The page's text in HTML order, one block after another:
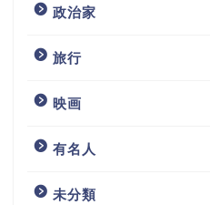
政治家
旅行
映画
有名人
未分類